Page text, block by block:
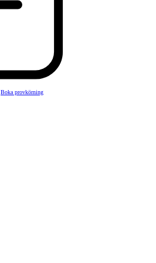
Boka provkörning